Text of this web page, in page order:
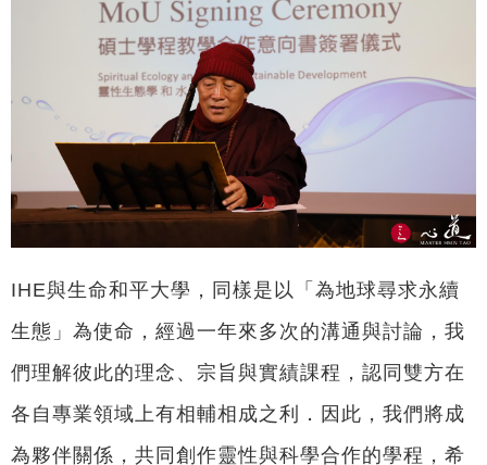
IHE與生命和平大學，同樣是以「為地球尋求永續
生態」為使命，經過一年來多次的溝通與討論，我
們理解彼此的理念、宗旨與實績課程，認同雙方在
各自專業領域上有相輔相成之利．因此，我們將成
為夥伴關係，共同創作靈性與科學合作的學程，希